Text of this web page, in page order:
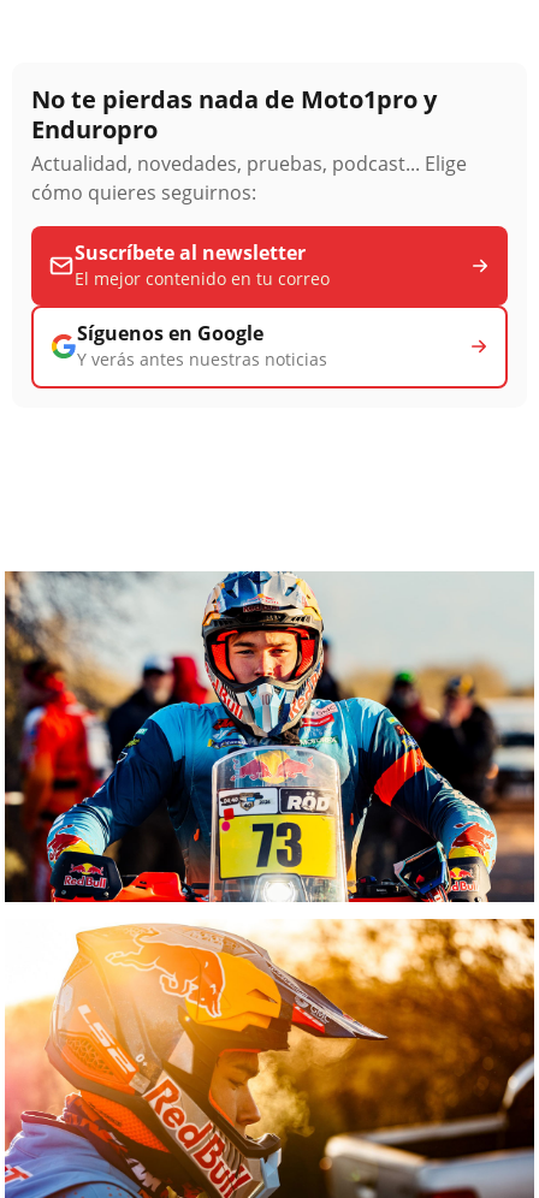
No te pierdas nada de Moto1pro y
Enduropro
Actualidad, novedades, pruebas, podcast... Elige
cómo quieres seguirnos:
Suscríbete al newsletter
El mejor contenido en tu correo
Síguenos en Google
Y verás antes nuestras noticias